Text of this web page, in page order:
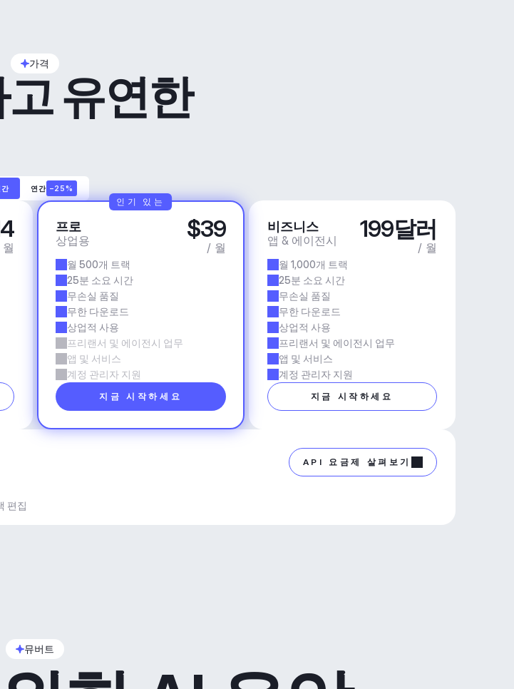
가격
유연한
간 연간 –25%
프로
상업용 $39
/ 월
월 500개 트랙
25분 소요 시간
무손실 품질
무한 다운로드
상업적 사용
프리랜서 및 에이전시 업무
앱 및 서비스
계정 관리자 지원
지금 시작하세요
인기 있는
비즈니스
앱 & 에이전시 199달러
/ 월
월 1,000개 트랙
25분 소요 시간
무손실 품질
무한 다운로드
상업적 사용
프리랜서 및 에이전시 업무
앱 및 서비스
계정 관리자 지원
지금 시작하세요
API 요금제 살펴보기
편집
뮤버트